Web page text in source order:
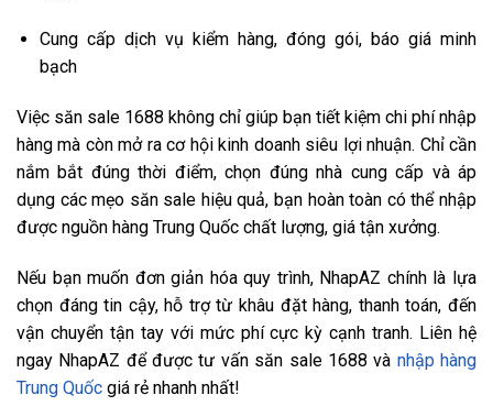
Cung cấp dịch vụ kiểm hàng, đóng gói, báo giá minh
bạch
Việc săn sale 1688 không chỉ giúp bạn tiết kiệm chi phí nhập
hàng mà còn mở ra cơ hội kinh doanh siêu lợi nhuận. Chỉ cần
nắm bắt đúng thời điểm, chọn đúng nhà cung cấp và áp
dụng các mẹo săn sale hiệu quả, bạn hoàn toàn có thể nhập
được nguồn hàng Trung Quốc chất lượng, giá tận xưởng.
Nếu bạn muốn đơn giản hóa quy trình, NhapAZ chính là lựa
chọn đáng tin cậy, hỗ trợ từ khâu đặt hàng, thanh toán, đến
vận chuyển tận tay với mức phí cực kỳ cạnh tranh. Liên hệ
ngay NhapAZ để được tư vấn săn sale 1688 và nhập hàng
Trung Quốc giá rẻ nhanh nhất!